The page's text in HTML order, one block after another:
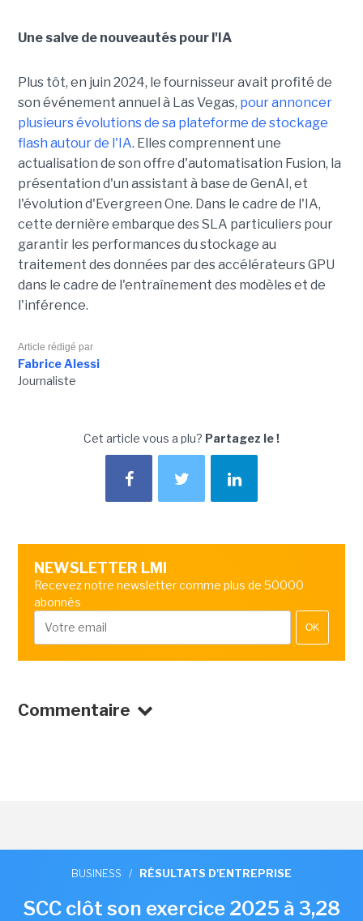
Une salve de nouveautés pour l'IA
Plus tôt, en juin 2024, le fournisseur avait profité de
son événement annuel à Las Vegas, pour annoncer
plusieurs évolutions de sa plateforme de stockage
flash autour de l'IA. Elles comprennent une
actualisation de son offre d'automatisation Fusion, la
présentation d'un assistant à base de GenAI, et
l'évolution d'Evergreen One. Dans le cadre de l'IA,
cette dernière embarque des SLA particuliers pour
garantir les performances du stockage au
traitement des données par des accélérateurs GPU
dans le cadre de l'entraînement des modèles et de
l'inférence.
Article rédigé par
Fabrice Alessi
Journaliste
Cet article vous a plu? Partagez le !
NEWSLETTER LMI
Recevez notre newsletter comme plus de 50000
abonnés
OK
Commentaire
BUSINESS / RÉSULTATS D'ENTREPRISE
SCC clôt son exercice 2025 à 3,28